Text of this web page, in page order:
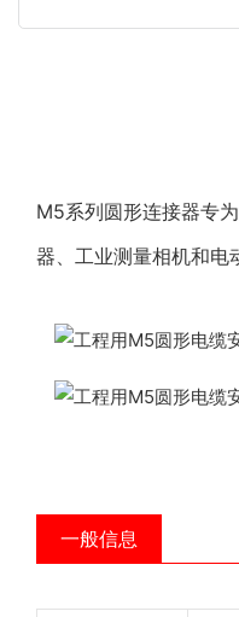
M5系列圆形连接器专
器、工业测量相机和电
一般信息